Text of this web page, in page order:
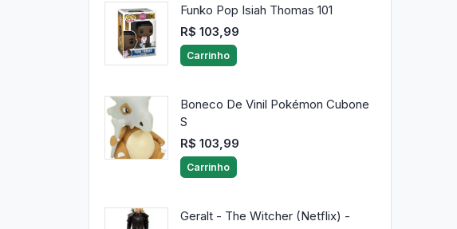
Funko Pop Isiah Thomas 101
R$ 103,99
Carrinho
Boneco De Vinil Pokémon Cubone
S
R$ 103,99
Carrinho
Geralt - The Witcher (Netflix) -